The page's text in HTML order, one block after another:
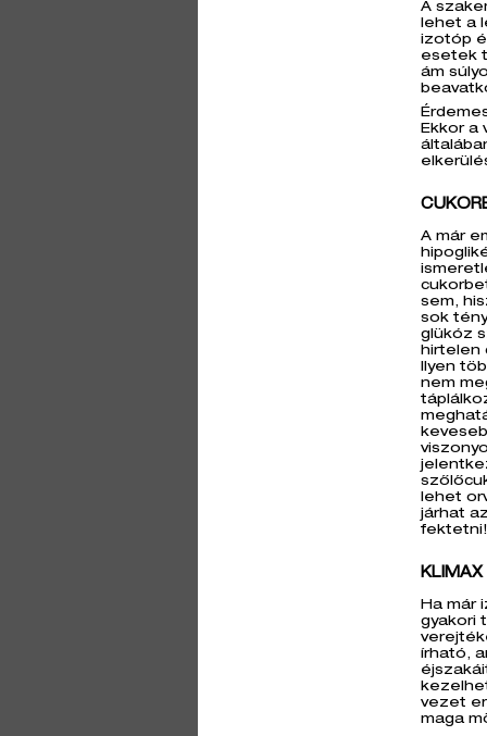
A
lehet a
izotóp
esetek
ám
Ekkor a
A már
sem,
sok
glükóz
hirtelen
Ilyen
nem
lehet
járhat
fektetni!
KLIMAX
Ha már
gyakori
írható,
vezet
maga